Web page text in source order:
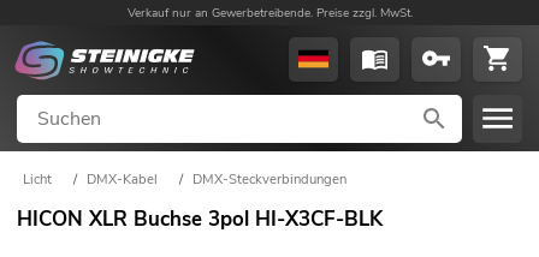
Verkauf nur an Gewerbetreibende. Preise zzgl. MwSt.
Licht / DMX-Kabel / DMX-Steckverbindungen
HICON XLR Buchse 3pol HI-X3CF-BLK